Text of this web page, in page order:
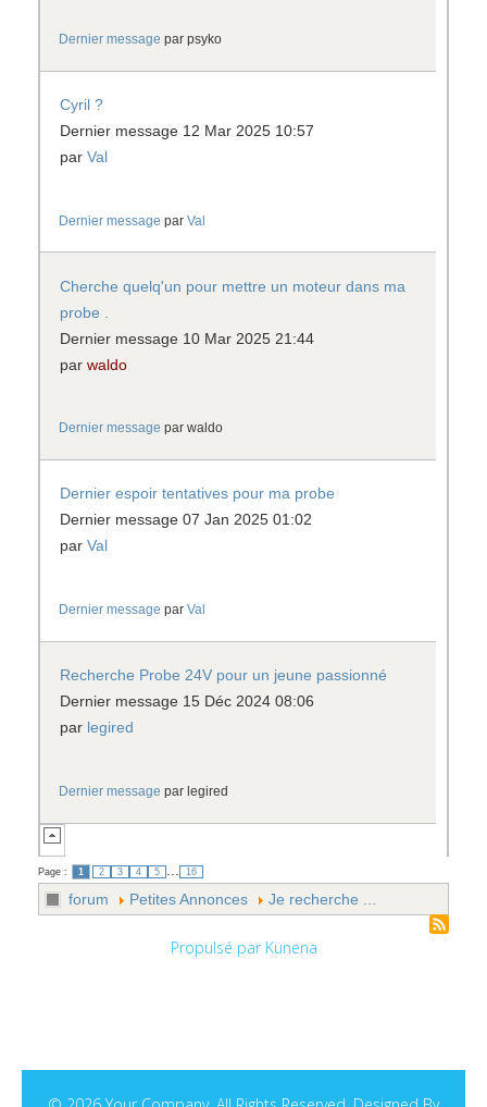
Dernier message par psyko
Cyril ?
Dernier message 12 Mar 2025 10:57
parVal
Dernier message par Val
Cherche quelq'un pour mettre un moteur dans ma
probe .
Dernier message 10 Mar 2025 21:44
parwaldo
Dernier message par waldo
Dernier espoir tentatives pour ma probe
Dernier message 07 Jan 2025 01:02
parVal
Dernier message par Val
Recherche Probe 24V pour un jeune passionné
Dernier message 15 Déc 2024 08:06
par legired
Dernier message par legired
Page : 1 2 3 4 5 16
forum Petites Annonces Je recherche ...
Propulsé par Kunena